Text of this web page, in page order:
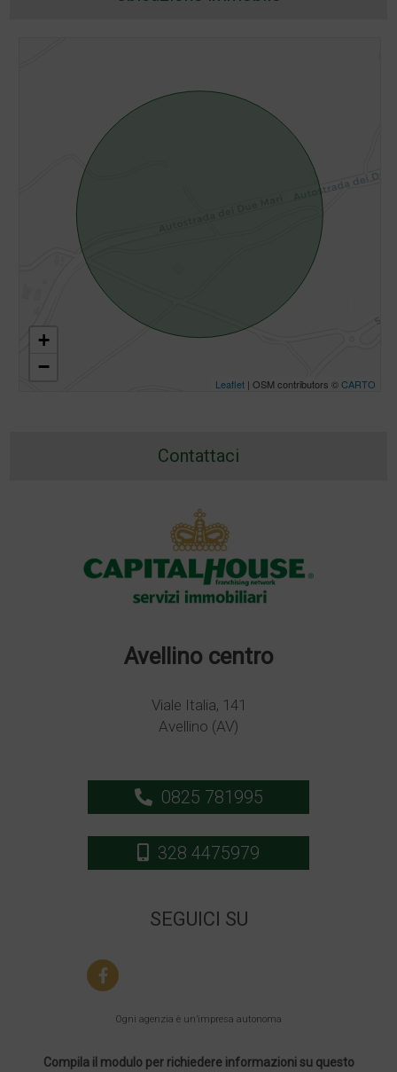
+
−
Leaflet| OSM contributors ©CARTO
Contattaci
Avellino centro
Viale Italia, 141
Avellino (AV)
0825 781995
328 4475979
SEGUICI SU
Ogni agenzia è un’impresa autonoma
Compila il modulo per richiedere informazioni su questo